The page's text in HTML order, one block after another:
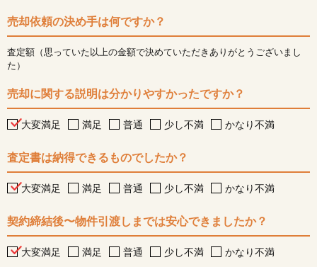
売却依頼の決め手は何ですか？
査定額（思っていた以上の金額で決めていただきありがとうございまし
た）
売却に関する説明は分かりやすかったですか？
大変満足 満足 普通 少し不満 かなり不満
査定書は納得できるものでしたか？
大変満足 満足 普通 少し不満 かなり不満
契約締結後〜物件引渡しまでは安心できましたか？
大変満足 満足 普通 少し不満 かなり不満